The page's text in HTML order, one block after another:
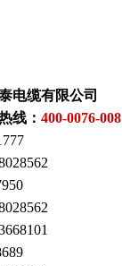
电缆有限公司
线： 400-0076-008